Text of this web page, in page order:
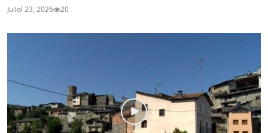
Juliol 23, 2026 20